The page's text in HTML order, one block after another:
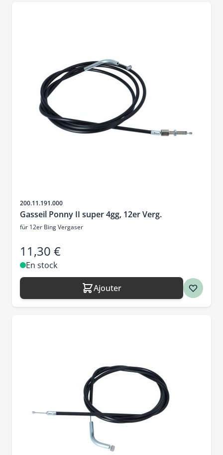
SKU
200.11.191.000
Gasseil Ponny II super 4gg, 12er Verg.
für 12er Bing Vergaser
11,30 €
En stock
Ajouter